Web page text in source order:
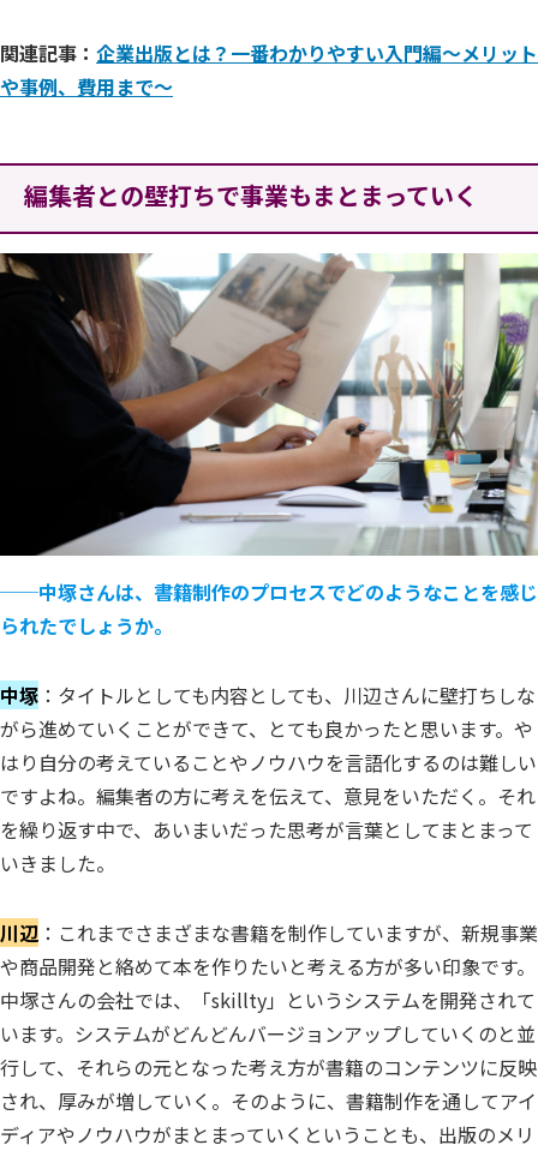
関連記事： 企業出版とは？一番わかりやすい入門編～メリット
や事例、費用まで～
編集者との壁打ちで事業もまとまっていく
──中塚さんは、書籍制作のプロセスでどのようなことを感じ
られたでしょうか。
中塚 ：タイトルとしても内容としても、川辺さんに壁打ちしな
がら進めていくことができて、とても良かったと思います。や
はり自分の考えていることやノウハウを言語化するのは難しい
ですよね。編集者の方に考えを伝えて、意見をいただく。それ
を繰り返す中で、あいまいだった思考が言葉としてまとまって
いきました。
川辺 ：これまでさまざまな書籍を制作していますが、新規事業
や商品開発と絡めて本を作りたいと考える方が多い印象です。
中塚さんの会社では、「skillty」というシステムを開発されて
います。システムがどんどんバージョンアップしていくのと並
行して、それらの元となった考え方が書籍のコンテンツに反映
され、厚みが増していく。そのように、書籍制作を通してアイ
ディアやノウハウがまとまっていくということも、出版のメリ